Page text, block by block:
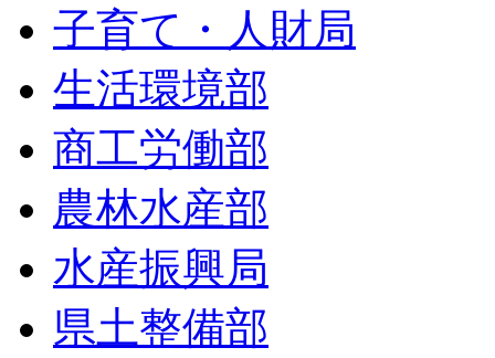
子育て・人財局
生活環境部
商工労働部
農林水産部
水産振興局
県土整備部